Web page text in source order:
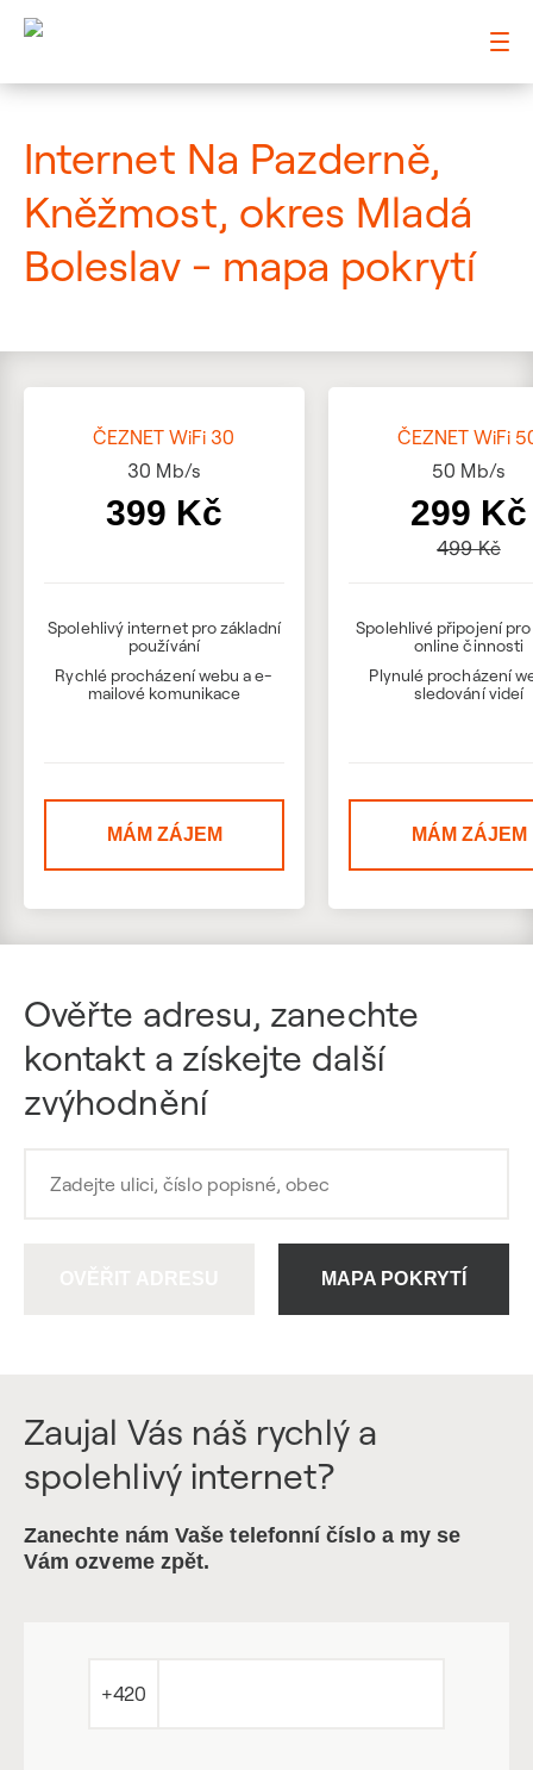
Internet Na Pazderně,
Kněžmost, okres Mladá
Boleslav - mapa pokrytí
ČEZNET WiFi 30
30 Mb/s
399 Kč
Spolehlivý internet pro základní
používání
Rychlé procházení webu a e-
mailové komunikace
MÁM ZÁJEM
ČEZNET WiFi
50 Mb/s
299 Kč
499 Kč
Spolehlivé připojení
online činnosti
Plynulé procházení
sledování videí
MÁM ZÁJEM
Ověřte adresu, zanechte
kontakt a získejte další
zvýhodnění
MAPA POKRYTÍ
Zaujal Vás náš rychlý a
spolehlivý internet?
Zanechte nám Vaše telefonní číslo a my se
Vám ozveme zpět.
+420
: Mapa pokrytí ulice